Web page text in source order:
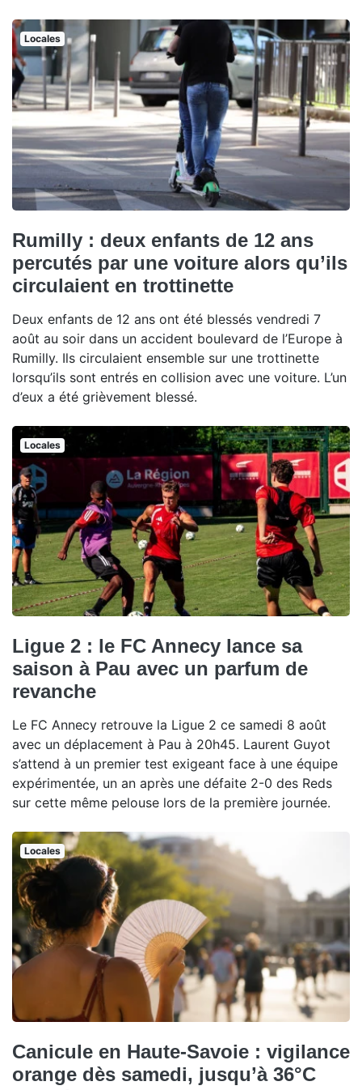
Locales
Rumilly : deux enfants de 12 ans
percutés par une voiture alors qu’ils
circulaient en trottinette
Deux enfants de 12 ans ont été blessés vendredi 7
août au soir dans un accident boulevard de l’Europe à
Rumilly. Ils circulaient ensemble sur une trottinette
lorsqu’ils sont entrés en collision avec une voiture. L’un
d’eux a été grièvement blessé.
Locales
Ligue 2 : le FC Annecy lance sa
saison à Pau avec un parfum de
revanche
Le FC Annecy retrouve la Ligue 2 ce samedi 8 août
avec un déplacement à Pau à 20h45. Laurent Guyot
s’attend à un premier test exigeant face à une équipe
expérimentée, un an après une défaite 2-0 des Reds
sur cette même pelouse lors de la première journée.
Locales
Canicule en Haute-Savoie : vigilance
orange dès samedi, jusqu’à 36°C